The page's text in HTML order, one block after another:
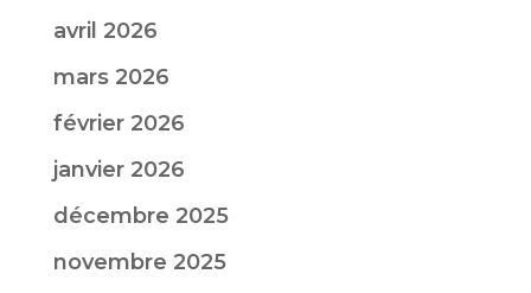
avril 2026
mars 2026
février 2026
janvier 2026
décembre 2025
novembre 2025